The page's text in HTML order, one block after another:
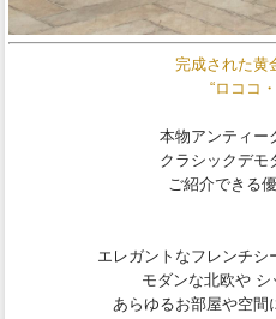
完成された黄
“ロココ
本物アンティー
クラシックデモ
ご紹介できる
エレガントなフレンチシ
モダンな北欧や
あらゆるお部屋や空間